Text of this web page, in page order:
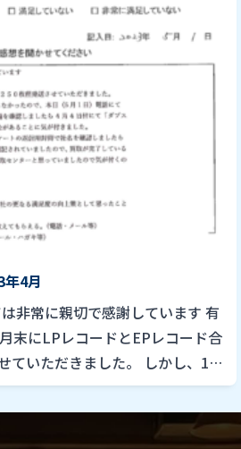
4月
非常に親切で感謝しています 有
末にLPレコードとEPレコード合
ていただきました。 しかし、1
何の連絡もなかったので、本日